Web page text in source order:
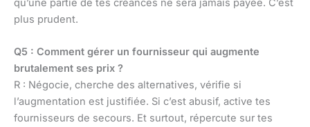
plus prudent.
Q5 : Comment gérer un fournisseur qui augmente
brutalement ses prix ?
R : Négocie, cherche des alternatives, vérifie si
l’augmentation est justifiée. Si c’est abusif, active tes
fournisseurs de secours. Et surtout, répercute sur tes